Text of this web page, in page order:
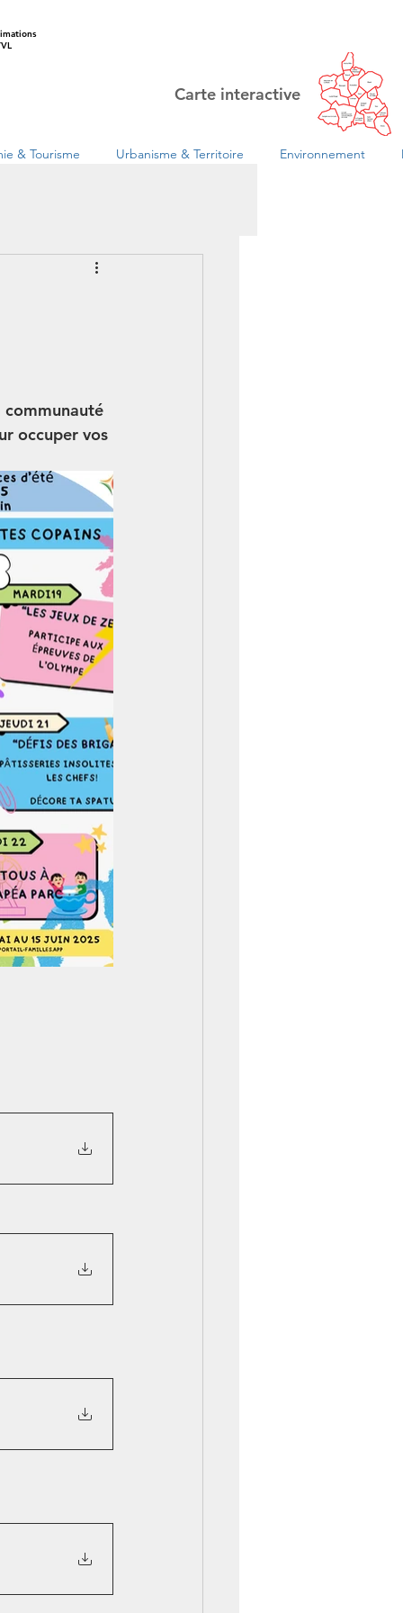
Carte interactive
communauté
occuper vos
& Tourisme Urbanisme & Territoire Environnement